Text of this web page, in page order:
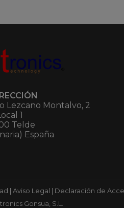
Lezcano Montalvo, 2
1
Telde
España
Aviso Legal
Declaración de
Gonsua, S.L.